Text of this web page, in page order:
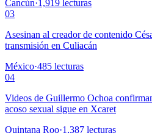
Cancún·1,919 lecturas
03
Asesinan al creador de contenido
transmisión en Culiacán
México·485 lecturas
04
Videos de Guillermo Ochoa
acoso sexual sigue en Xcaret
Quintana Roo·1,387 lecturas